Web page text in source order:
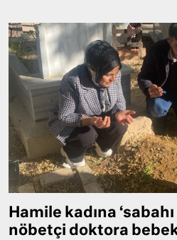
Hamile kadına
nöbetçi doktora